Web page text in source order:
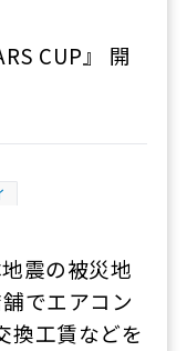
CUP』 開
震の被災地
でエアコン
換工賃などを